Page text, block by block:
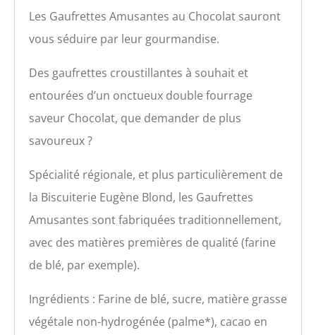
Les Gaufrettes Amusantes au Chocolat sauront
vous séduire par leur gourmandise.
Des gaufrettes croustillantes à souhait et
entourées d’un onctueux double fourrage
saveur Chocolat, que demander de plus
savoureux ?
Spécialité régionale, et plus particulièrement de
la Biscuiterie Eugène Blond, les Gaufrettes
Amusantes sont fabriquées traditionnellement,
avec des matières premières de qualité (farine
de blé, par exemple).
Ingrédients : Farine de blé, sucre, matière grasse
végétale non-hydrogénée (palme*), cacao en